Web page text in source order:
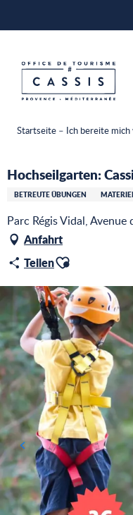
principal
Startseite – Ich bereite mich
Hochseilgarten:
BETREUTE ÜBUNGEN
Parc Régis Vidal,
Anfahrt
TeilenAjouter aux